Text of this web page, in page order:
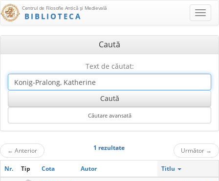
Centrul de Filosofie Antică şi Medievală
BIBLIOTECA
Caută
Text de căutat:
← Anterior 1 rezultate Următor →
Nr. Tip Cota Autor Titlu